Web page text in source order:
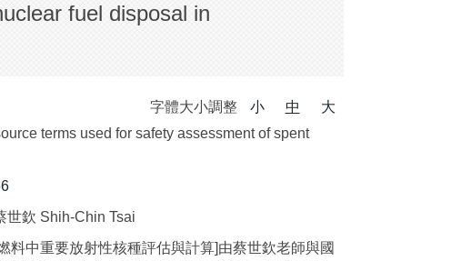
fuel disposal in
字體大小調整 小 中
大
terms used for safety assessment of spent
世欽 Shih-Chin Tsai
料中重要放射性核種評估與計算]由蔡世欽老師與國